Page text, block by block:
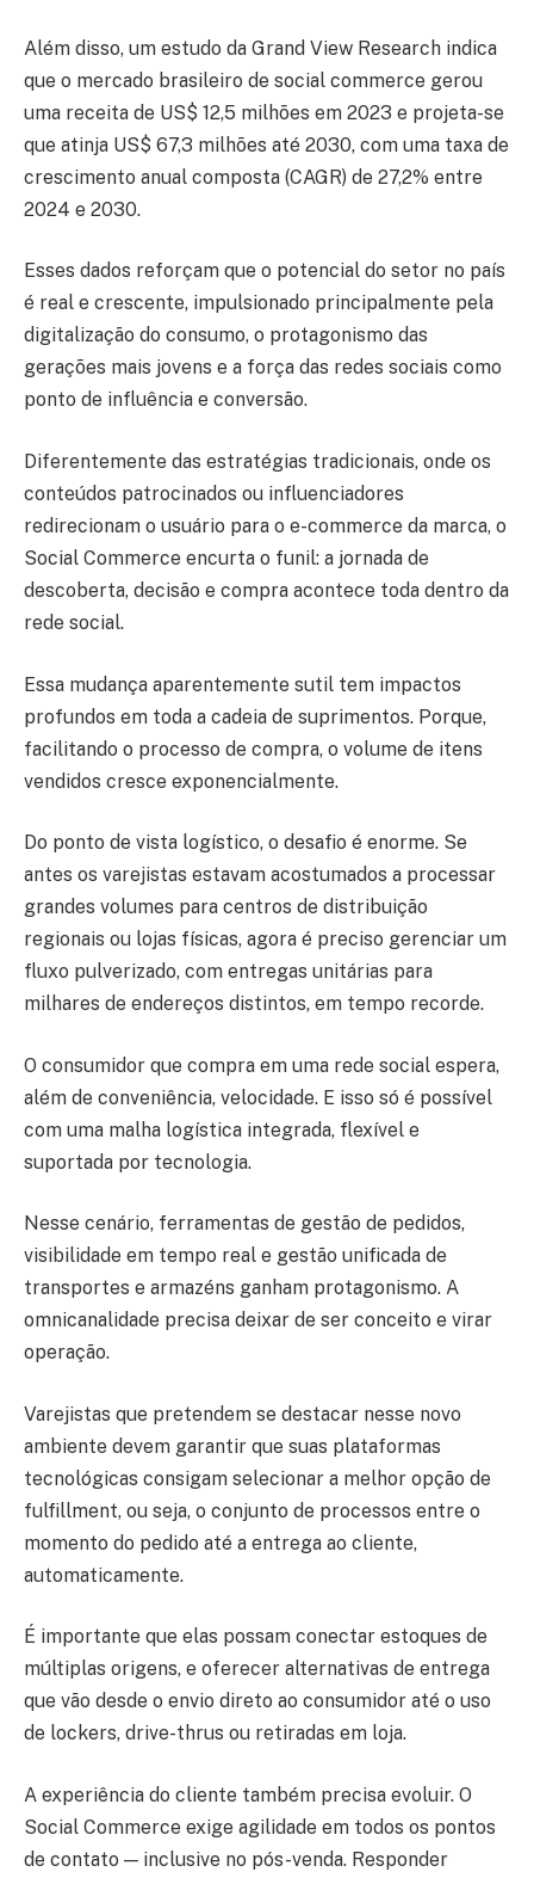
Além disso, um estudo da Grand View Research indica
que o mercado brasileiro de social commerce gerou
uma receita de US$ 12,5 milhões em 2023 e projeta-se
que atinja US$ 67,3 milhões até 2030, com uma taxa de
crescimento anual composta (CAGR) de 27,2% entre
2024 e 2030.
Esses dados reforçam que o potencial do setor no país
é real e crescente, impulsionado principalmente pela
digitalização do consumo, o protagonismo das
gerações mais jovens e a força das redes sociais como
ponto de influência e conversão.
Diferentemente das estratégias tradicionais, onde os
conteúdos patrocinados ou influenciadores
redirecionam o usuário para o e-commerce da marca, o
Social Commerce encurta o funil: a jornada de
descoberta, decisão e compra acontece toda dentro da
rede social.
Essa mudança aparentemente sutil tem impactos
profundos em toda a cadeia de suprimentos. Porque,
facilitando o processo de compra, o volume de itens
vendidos cresce exponencialmente.
Do ponto de vista logístico, o desafio é enorme. Se
antes os varejistas estavam acostumados a processar
grandes volumes para centros de distribuição
regionais ou lojas físicas, agora é preciso gerenciar um
fluxo pulverizado, com entregas unitárias para
milhares de endereços distintos, em tempo recorde.
O consumidor que compra em uma rede social espera,
além de conveniência, velocidade. E isso só é possível
com uma malha logística integrada, flexível e
suportada por tecnologia.
Nesse cenário, ferramentas de gestão de pedidos,
visibilidade em tempo real e gestão unificada de
transportes e armazéns ganham protagonismo. A
omnicanalidade precisa deixar de ser conceito e virar
operação.
Varejistas que pretendem se destacar nesse novo
ambiente devem garantir que suas plataformas
tecnológicas consigam selecionar a melhor opção de
fulfillment, ou seja, o conjunto de processos entre o
momento do pedido até a entrega ao cliente,
automaticamente.
É importante que elas possam conectar estoques de
múltiplas origens, e oferecer alternativas de entrega
que vão desde o envio direto ao consumidor até o uso
de lockers, drive-thrus ou retiradas em loja.
A experiência do cliente também precisa evoluir. O
Social Commerce exige agilidade em todos os pontos
de contato — inclusive no pós-venda. Responder